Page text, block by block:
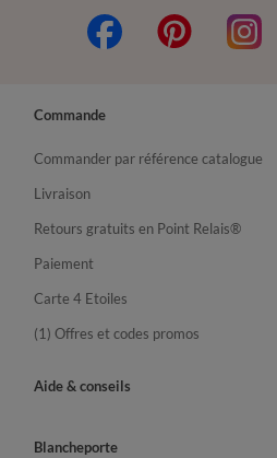
Commande
Commander par référence catalogue
Livraison
Retours gratuits en Point Relais®
Paiement
Carte 4 Etoiles
(1) Offres et codes promos
Aide & conseils
Blancheporte